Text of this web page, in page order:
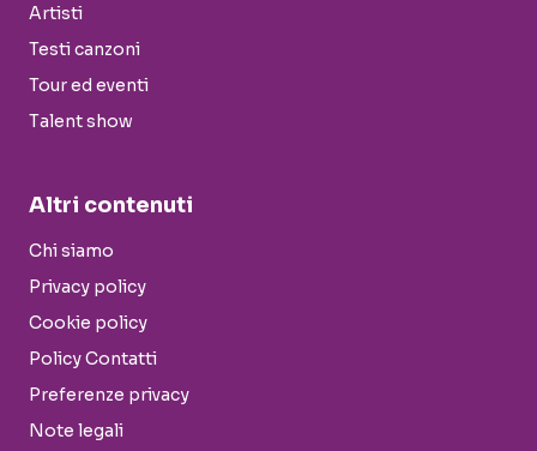
Artisti
Testi canzoni
Tour ed eventi
Talent show
Altri contenuti
Chi siamo
Privacy policy
Cookie policy
Policy Contatti
Preferenze privacy
Note legali